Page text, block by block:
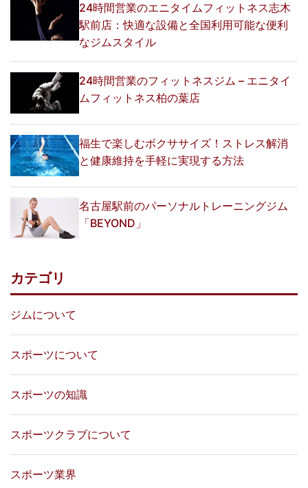
24時間営業のエニタイムフィットネス志木
駅前店：快適な設備と全国利用可能な便利
なジムスタイル
24時間営業のフィットネスジム – エニタイ
ムフィットネス柏の葉店
福生で楽しむボクササイズ！ストレス解消
と健康維持を手軽に実現する方法
名古屋駅前のパーソナルトレーニングジム
「BEYOND」
カテゴリ
ジムについて
スポーツについて
スポーツの知識
スポーツクラブについて
スポーツ業界